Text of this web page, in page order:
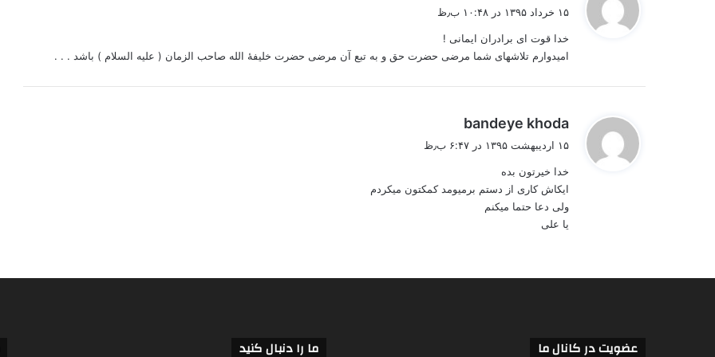
:
۱۵ خرداد ۱۳۹۵ در ۱۰:۴۸ ب٫ظ
خدا قوت ای برادران ایمانی !
امیدوارم تلاشهای شما مرضی حضرت حق و به تبع آن مرضی حضرت خلیفۀ الله صاحب الزمان ( علیه السلام ) باشد . . .
bandeye khoda
۱۵ اردیبهشت ۱۳۹۵ در ۶:۴۷ ب٫ظ
خدا خیرتون بده
ایکاش کاری از دستم برمیومد کمکتون میکردم
ولی دعا حتما میکنم
یا علی
عضویت در کانال ما ما را دنبال کنید